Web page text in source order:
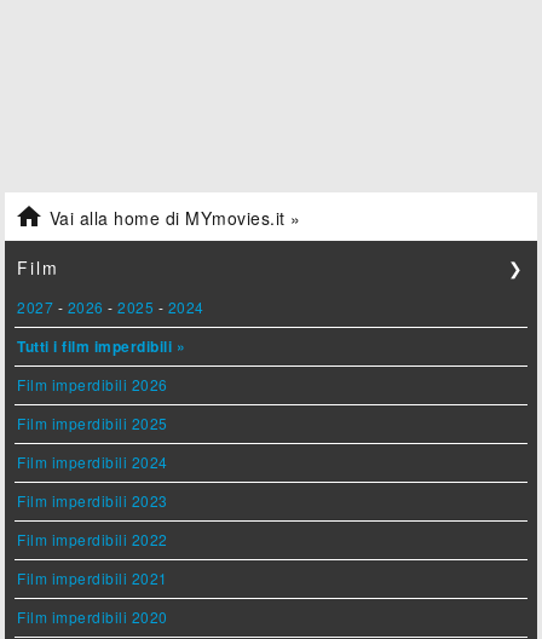
 Vai alla home di MYmovies.it »
Film ❯
2027 - 2026 -2025 - 2024
Tutti i film imperdibili »
Film imperdibili 2026
Film imperdibili 2025
Film imperdibili 2024
Film imperdibili 2023
Film imperdibili 2022
Film imperdibili 2021
Film imperdibili 2020